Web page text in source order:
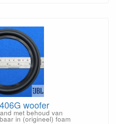
woofer
met behoud van
in (origineel) foam